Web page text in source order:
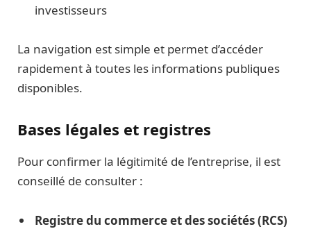
investisseurs
La navigation est simple et permet d’accéder
rapidement à toutes les informations publiques
disponibles.
Bases légales et registres
Pour confirmer la légitimité de l’entreprise, il est
conseillé de consulter :
Registre du commerce et des sociétés (RCS)